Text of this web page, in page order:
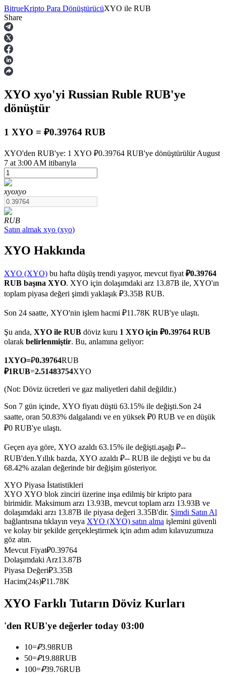
Vadeli İşlemler
USDT Vadeli İşlemleri
Teminat olarak USDT kullanan vadeli işlemler
COIN-M Vadeli İşlemleri
Kripto Para Vadeli İşlemleri
Hisse senetleri, döviz, değerli metaller ve emtia türevleri
USDC Vadeli İşlemleri
USDC'yi teminat olarak kullanan vadeli işlemler
Kopya Ticaret
En iyi traderlarla güçlerinizi birleştirin
BitrueKripto Para DönüştürücüXYO ile RUB
Share
XYO xyo'yi Russian Ruble RUB'ye
dönüştür
1 XYO = ₽0.39764 RUB
XYO'den RUB'ye: 1 XYO ₽0.39764 RUB'ye dönüştürülür August
7 at 3:00 AM itibarıyla
xyoxyo
RUB
Satın almak xyo (xyo)
XYO Hakkında
XYO (XYO) bu hafta düşüş trendi yaşıyor, mevcut fiyat ₽0.39764
RUB başına XYO. XYO için dolaşımdaki arz 13.87B ile, XYO'ın
toplam piyasa değeri şimdi yaklaşık ₽3.35B RUB.
Son 24 saatte, XYO'nin işlem hacmi ₽11.78K RUB'ye ulaştı.
Şu anda, XYO ile RUB döviz kuru 1 XYO için ₽0.39764 RUB
olarak belirlenmiştir. Bu, anlamına geliyor:
1XYO=₽0.39764RUB
₽1RUB=2.51483754XYO
(Not: Döviz ücretleri ve gaz maliyetleri dahil değildir.)
Son 7 gün içinde, XYO fiyatı düştü 63.15% ile değişti.Son 24
saatte, oran 50.83% dalgalandı ve en yüksek ₽0 RUB ve en düşük
₽0 RUB'ye ulaştı.
Geçen aya göre, XYO azaldı 63.15% ile değişti.aşağı ₽--
RUB'den.Yıllık bazda, XYO azaldı ₽-- RUB ile değişti ve bu da
68.42% azalan değerinde bir değişim gösteriyor.
XYO Piyasa İstatistikleri
XYO XYO blok zinciri üzerine inşa edilmiş bir kripto para
birimidir. Maksimum arzı 13.93B, mevcut toplam arzı 13.93B ve
dolaşımdaki arzı 13.87B ile piyasa değeri 3.35B'dir. Şimdi Satın Al
bağlantısına tıklayın veya XYO (XYO) satın alma işlemini güvenli
ve kolay bir şekilde gerçekleştirmek için adım adım kılavuzumuza
göz atın.
Mevcut Fiyat₽0.39764
Dolaşımdaki Arz13.87B
Piyasa Değeri₽3.35B
Hacim(24s)₽11.78K
XYO Farklı Tutarın Döviz Kurları
'den RUB'ye değerler today 03:00
10=₽3.98RUB
50=₽19.88RUB
100=₽39.76RUB